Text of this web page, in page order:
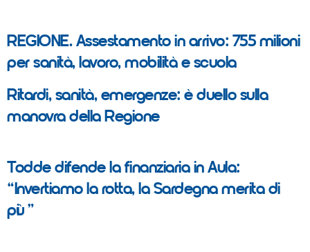
REGIONE. Assestamento in arrivo: 755 milioni
per sanità, lavoro, mobilità e scuola
Ritardi, sanità, emergenze: è duello sulla
manovra della Regione
Todde difende la finanziaria in Aula:
“Invertiamo la rotta, la Sardegna merita di
più”